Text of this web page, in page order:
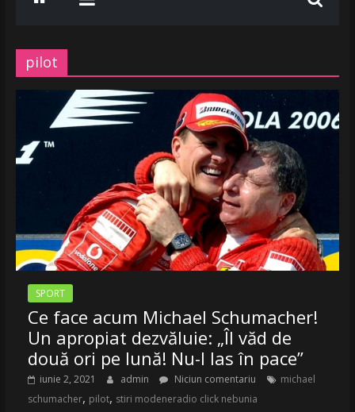
ASCULTA
HITURILE
LA
Belea
Romania
www.radiobelea.ro
pilot
SPORT
Ce face acum Michael Schumacher!
Un apropiat dezvăluie: „Îl văd de
două ori pe lună! Nu-l las în pace”
iunie 2, 2021 admin Niciun comentariu
michael
schumacher, pilot, stiri modeneradio click nebunia